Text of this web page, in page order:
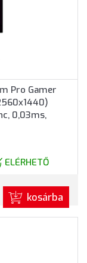
Pro Gamer
0,03ms,
Fekete
ELÉRHETŐ
kosárba